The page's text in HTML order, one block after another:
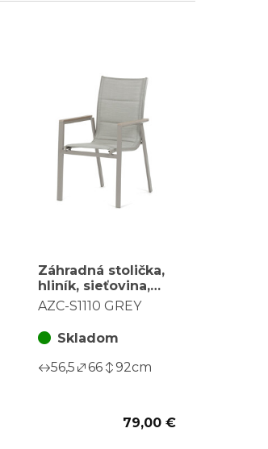
Záhradná stolička,
hliník, sieťovina,
béžová, AZC-S1110
AZC-S1110 GREY
Skladom
56,5
66 92cm
79,00 €